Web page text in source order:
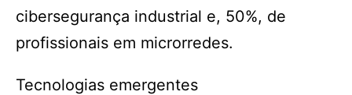
cibersegurança industrial e, 50%, de
profissionais em microrredes.
Tecnologias emergentes